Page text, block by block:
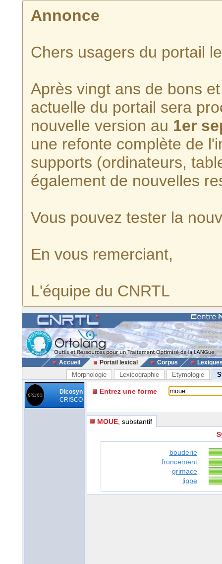
Annonce
Chers usagers du portail
Après vingt ans de bons
actuelle du portail sera
nouvelle version au 1er
une refonte complète de
supports (ordinateurs,
également de nouvelles
Vous pouvez tester la
En vous remerciant,
L'équipe du CNRTL
Accueil Portail lexical Corpus
Morphologie Lexicographie Etymologie
Dicosyn
CRISCO
Entrez une forme
MOUE , substantif
bouderie
froncement
grimace
lippe